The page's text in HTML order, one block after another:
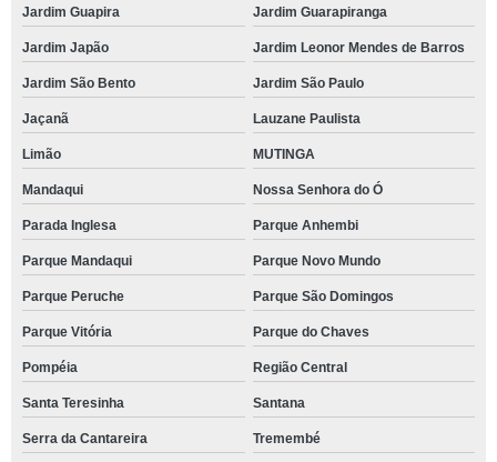
Jardim Guapira Jardim Guarapiranga
Jardim Japão Jardim Leonor Mendes de Barros
Jardim São Bento Jardim São Paulo
Jaçanã Lauzane Paulista
Limão MUTINGA
Mandaqui Nossa Senhora do Ó
Parada Inglesa Parque Anhembi
Parque Mandaqui Parque Novo Mundo
Parque Peruche Parque São Domingos
Parque Vitória Parque do Chaves
Pompéia Região Central
Santa Teresinha Santana
Serra da Cantareira Tremembé